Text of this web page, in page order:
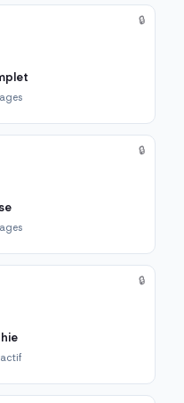
🔒
🔒
🔒